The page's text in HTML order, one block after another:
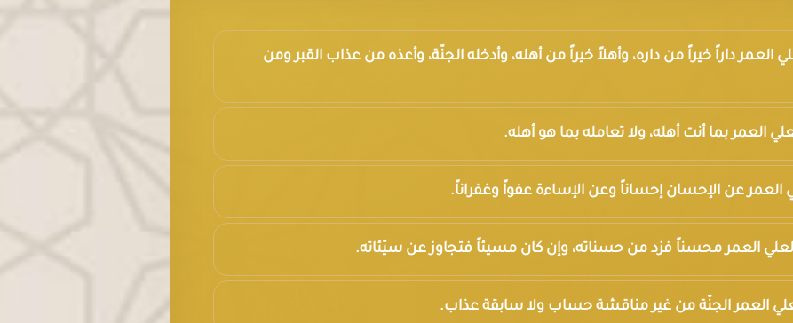
العمر داراً خيراً من داره، وأهلاً خيراً من أهله، وأدخله الجنّة، وأعذه من عذاب القبر ومن
العمر بما أنت أهله، ولا تعامله بما هو أهله.
العمر عن الإحسان إحساناً وعن الإساءة عفواً وغفراناً.
العمر محسناً فزد من حسناته، وإن كان مسيئاً فتجاوز عن سيّئاته.
العمر الجنّة من غير مناقشة حساب ولا سابقة عذاب.